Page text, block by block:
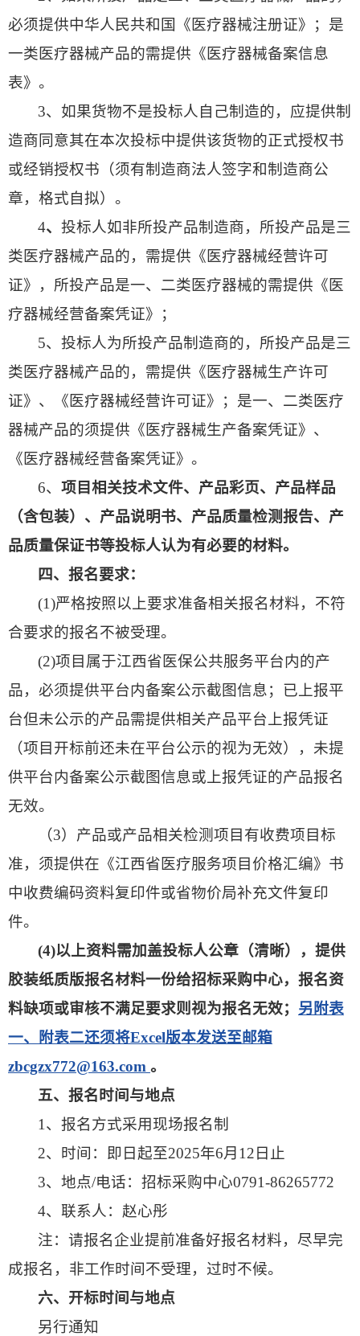
必须提供中华人民共和国《医疗器械注册证》；是
一类医疗器械产品的需提供《医疗器械备案信息
表》。
3、如果货物不是投标人自己制造的，应提供制
造商同意其在本次投标中提供该货物的正式授权书
或经销授权书（须有制造商法人签字和制造商公
章，格式自拟）。
4、投标人如非所投产品制造商，所投产品是三
类医疗器械产品的，需提供《医疗器械经营许可
证》，所投产品是一、二类医疗器械的需提供《医
疗器械经营备案凭证》；
5、投标人为所投产品制造商的，所投产品是三
类医疗器械产品的，需提供《医疗器械生产许可
证》、《医疗器械经营许可证》；是一、二类医疗
器械产品的须提供《医疗器械生产备案凭证》、
《医疗器械经营备案凭证》。
6、项目相关技术文件、 产品彩页、产品样品
（含包装）、产品说明书、产品质量检测报告、产
品质量保证书等投标人认为有必要的材料。
四、报名要求：
(1)严格按照以上要求准备相关报名材料，不符
合要求的报名不被受理。
(2)项目属于江西省医保公共服务平台内的产
品，必须提供平台内备案公示截图信息；已上报平
台但未公示的产品需提供相关产品平台上报凭证
（项目开标前还未在平台公示的视为无效），未提
供平台内备案公示截图信息或上报凭证的产品报名
无效。
（3）产品或产品相关检测项目有收费项目标
准，须提供在《江西省医疗服务项目价格汇编》书
中收费编码资料复印件或省物价局补充文件复印
件。
(4)以上资料需加盖投标人公章（清晰），提供
胶装纸质版报名材料一份给招标采购中心， 报名资
料缺项或审核不满足要求则视为报名无效； 另附表
一、附表二还须将Excel版本发送至邮箱
zbcgzx772@163.com 。
五、报名时间与地点
1、报名方式采用现场报名制
2、时间：即日起至2025年6月12日止
3、地点/电话：招标采购中心0791-86265772
4、联系人：赵心彤
注：请报名企业提前准备好报名材料，尽早完
成报名，非工作时间不受理，过时不候。
六、开标时间与地点
另行通知